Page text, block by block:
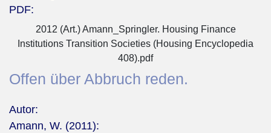
PDF:
2012 (Art.) Amann_Springler. Housing Finance
Institutions Transition Societies (Housing Encyclopedia
408).pdf
Offen über Abbruch reden.
Autor:
Amann, W. (2011):